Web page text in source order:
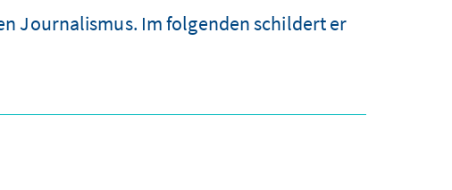
Journalismus. Im folgenden schildert er